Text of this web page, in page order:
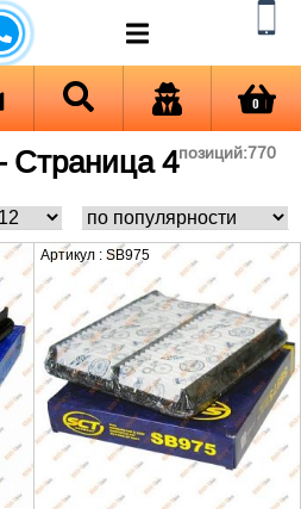
0
4позиций:770
Артикул : SB975